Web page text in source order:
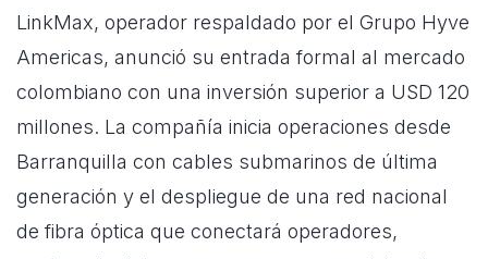
LinkMax, operador respaldado por el Grupo Hyve
Americas, anunció su entrada formal al mercado
colombiano con una inversión superior a USD 120
millones. La compañía inicia operaciones desde
Barranquilla con cables submarinos de última
generación y el despliegue de una red nacional
de fibra óptica que conectará operadores,